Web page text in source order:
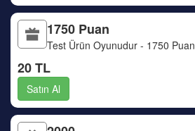
1750 Puan
Test Ürün Oyunudur - 1750 Puan
20 TL
Satın Al